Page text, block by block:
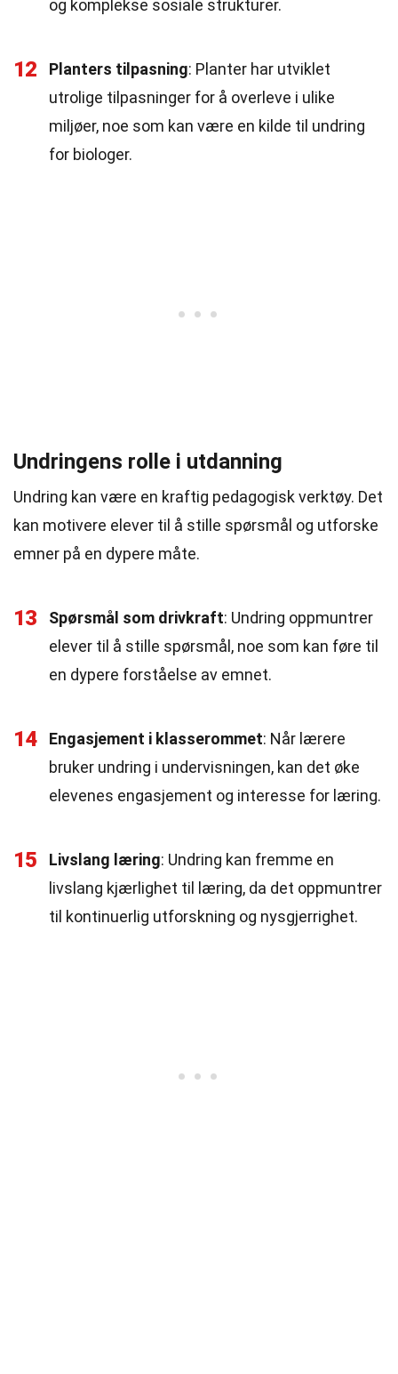
og komplekse sosiale strukturer.
12 Planters tilpasning: Planter har utviklet
utrolige tilpasninger for å overleve i ulike
miljøer, noe som kan være en kilde til undring
for biologer.
Undringens rolle i utdanning
Undring kan være en kraftig pedagogisk verktøy. Det
kan motivere elever til å stille spørsmål og utforske
emner på en dypere måte.
13 Spørsmål som drivkraft: Undring oppmuntrer
elever til å stille spørsmål, noe som kan føre til
en dypere forståelse av emnet.
14 Engasjement i klasserommet: Når lærere
bruker undring i undervisningen, kan det øke
elevenes engasjement og interesse for læring.
15 Livslang læring: Undring kan fremme en
livslang kjærlighet til læring, da det oppmuntrer
til kontinuerlig utforskning og nysgjerrighet.